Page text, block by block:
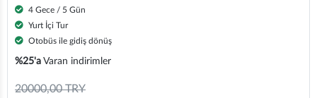
4 Gece / 5 Gün
Yurt İçi Tur
Otobüs ile gidiş dönüş
%25'a Varan indirimler
20000,00 TRY